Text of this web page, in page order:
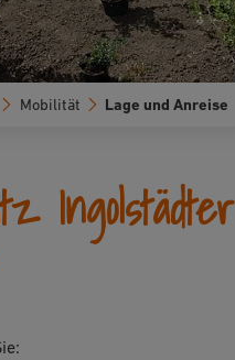
Lage und Anreise
Mobilität
Ingolstädter